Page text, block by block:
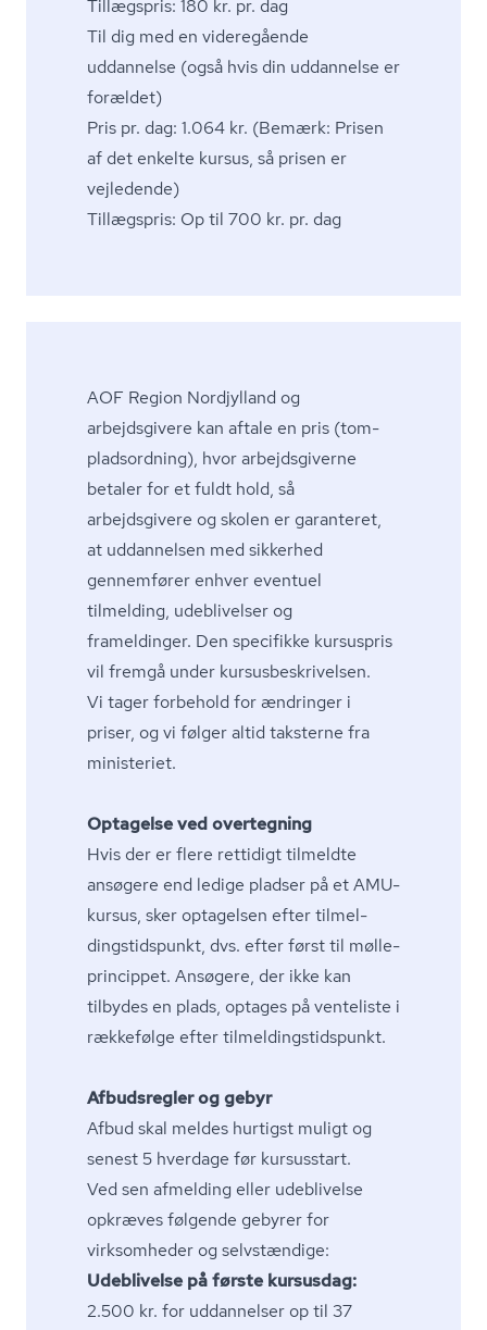
Tillægspris: 180 kr. pr. dag
Til dig med en videregående
uddannelse (også hvis din uddannelse er
forældet)
Pris pr. dag: 1.064 kr. (Bemærk: Prisen
af ​​det enkelte kursus, så prisen er
vejledende)
Tillægspris: Op til 700 kr. pr. dag
AOF Region Nordjylland og
arbejdsgivere kan aftale en pris (tom­
plads­ord­ning), hvor arbejdsgiverne
betaler for et fuldt hold, så
arbejdsgivere og skolen er garanteret,
at uddannelsen med sikkerhed
gennemfører enhver eventuel
tilmelding, udeblivelser og
frameldinger. Den specifikke kursuspris
vil fremgå under kur­sus­be­skri­vel­sen.
Vi tager forbehold for ændringer i
priser, og vi følger altid taksterne fra
ministeriet.
Optagelse ved overtegning
Hvis der er flere rettidigt tilmeldte
ansøgere end ledige pladser på et AMU-
kursus, sker optagelsen efter til­mel­
dings­tids­punkt, dvs. efter først til mølle-
princippet. Ansøgere, der ikke kan
tilbydes en plads, optages på venteliste i
rækkefølge efter til­mel­dings­tids­punkt.
Afbudsregler og gebyr
Afbud skal meldes hurtigst muligt og
senest 5 hverdage før kursusstart.
Ved sen afmelding eller udeblivelse
opkræves følgende gebyrer for
virksomheder og selvstændige:
Udeblivelse på første kursusdag:
2.500 kr. for uddannelser op til 37